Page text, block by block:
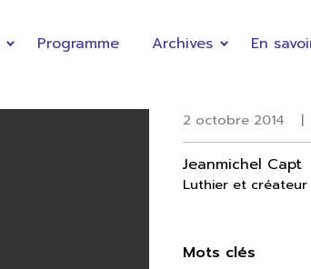
Programme Archives En
2 octobre 2014 |
Jeanmichel Capt
Luthier et créateur
Mots clés